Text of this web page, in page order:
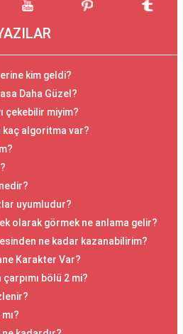
kim geldi?
Daha Güzel?
çekebilir miyim?
kaç algoritma var?
uyumludur?
olarak görmek ne anlama gelir?
ne kadar kazanabilirim?
Karakter Var?
bölü 2 mi?